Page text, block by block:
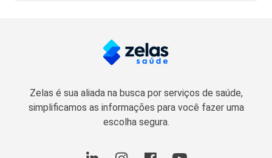
Zelas é sua aliada na busca por serviços de saúde,
simplificamos as informações para você fazer uma
escolha segura.